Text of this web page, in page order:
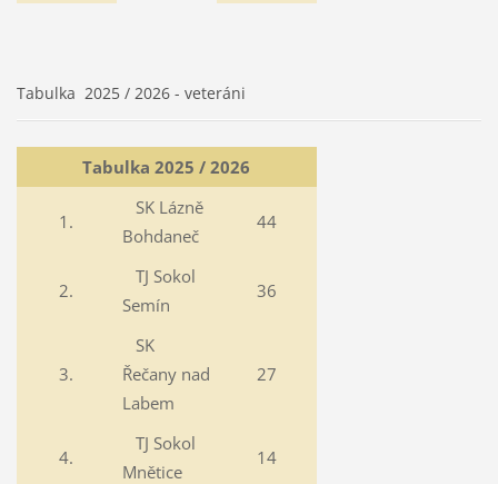
Tabulka 2025 / 2026 - veteráni
Tabulka 2025 / 2026
1.
SK Lázně
Bohdaneč
44
2.
TJ Sokol
Semín
36
3.
SK
Řečany nad
Labem
27
4.
TJ Sokol
Mnětice
14